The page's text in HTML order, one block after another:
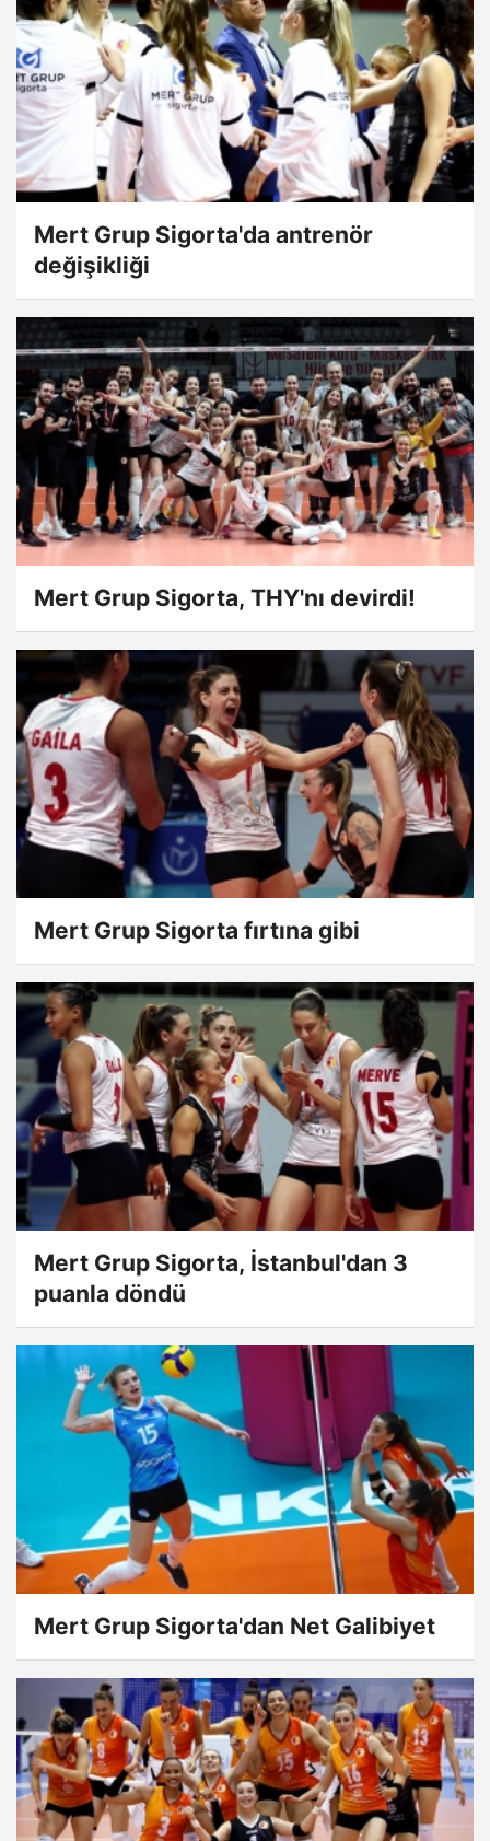
Mert Grup Sigorta'da antrenör
değişikliği
Mert Grup Sigorta, THY'nı devirdi!
Mert Grup Sigorta fırtına gibi
Mert Grup Sigorta, İstanbul'dan 3
puanla döndü
Mert Grup Sigorta'dan Net Galibiyet